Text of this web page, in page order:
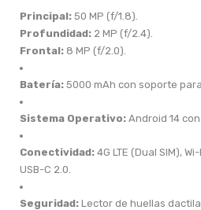
Principal: 50 MP (f/1.8).
Profundidad: 2 MP (f/2.4).
Frontal: 8 MP (f/2.0).
Batería: 5000 mAh con soporte
Sistema Operativo: Android 14
Conectividad: 4G LTE (Dual SIM),
USB-C 2.0.
Seguridad: Lector de huellas